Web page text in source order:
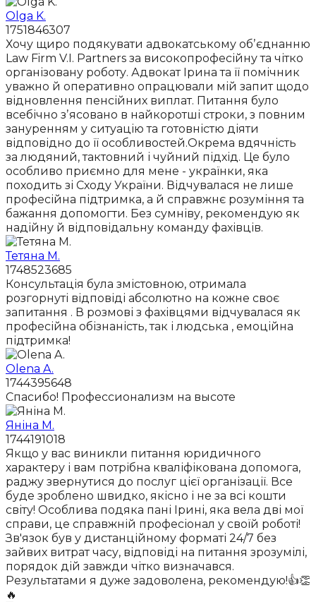
Olga K.
1751846307
Хочу щиро подякувати адвокатському обʼєднанню
Law Firm V.I. Partners за високопрофесійну та чітко
організовану роботу. Адвокат Ірина та її помічник
уважно й оперативно опрацювали мій запит щодо
відновлення пенсійних виплат. Питання було
всебічно зʼясовано в найкоротші строки, з повним
зануренням у ситуацію та готовністю діяти
відповідно до її особливостей.Окрема вдячність
за людяний, тактовний і чуйний підхід. Це було
особливо приємно для мене - українки, яка
походить зі Сходу України. Відчувалася не лише
професійна підтримка, а й справжнє розуміння та
бажання допомогти. Без сумніву, рекомендую як
надійну й відповідальну команду фахівців.
Тетяна М.
1748523685
Консультація була змістовною, отримала
розгорнуті відповіді абсолютно на кожне своє
запитання . В розмові з фахівцями відчувалася як
професійна обізнаність, так і людська , емоційна
підтримка!
Olena A.
1744395648
Спасибо! Профессионализм на высоте
Яніна М.
1744191018
Якщо у вас виникли питання юридичного
характеру і вам потрібна кваліфікована допомога,
раджу звернутися до послуг цієї організації. Все
буде зроблено швидко, якісно і не за всі кошти
світу! Особлива подяка пані Ірині, яка вела дві мої
справи, це справжній професіонал у своїй роботі!
Зв'язок був у дистанційному форматі 24/7 без
зайвих витрат часу, відповіді на питання зрозумілі,
порядок дій завжди чітко визначався.
Результатами я дуже задоволена, рекомендую!👍👏
🔥